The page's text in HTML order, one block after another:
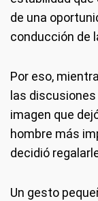
de una
conducción de
Por eso,
las
imagen que
hombre más
decidió
Un gesto